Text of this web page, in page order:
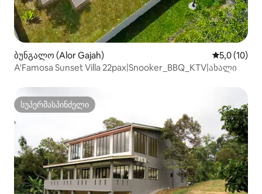
ბუნგალო (Alor Gajah) საშუალო
5,0 (10)
A'Famosa Sunset Villa 22pax|Snooker_BBQ_KTV|ახალი
სუპერმასპინძელი
სუპერმასპინძელი